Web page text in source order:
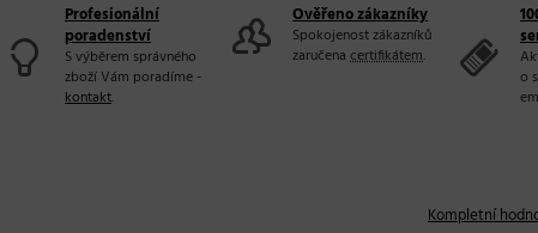
Profesionální
poradenství
S výběrem správného
zboží Vám poradíme -
kontakt.
Ověřeno zákazníky
Spokojenost zákazníků
zaručena certifikátem.
o
Kompletní